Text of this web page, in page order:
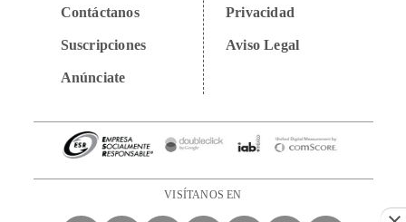
Contáctanos
Suscripciones
Anúnciate
Privacidad
Aviso Legal
VISÍTANOS EN